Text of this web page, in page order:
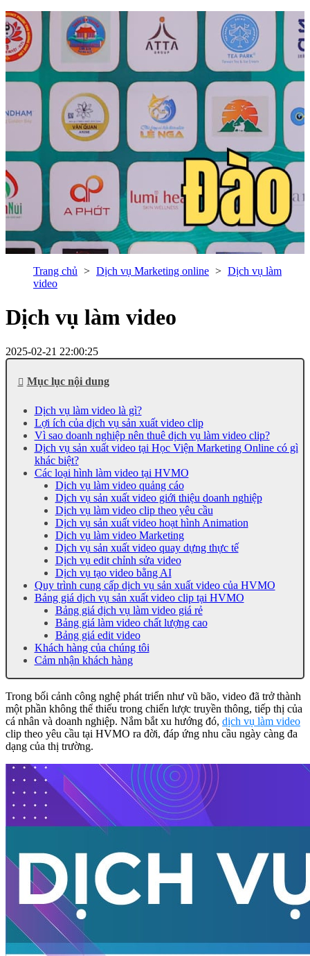
Trang chủ Dịch vụ Marketing online
Dịch vụ làm
video
Dịch vụ làm video
2025-02-21 22:00:25
Mục lục nội dung
Dịch vụ làm video là gì?
Lợi ích của dịch vụ sản xuất video clip
Vì sao doanh nghiệp nên thuê dịch vụ làm video clip?
Dịch vụ sản xuất video tại Học Viện Marketing Online có gì
khác biệt?
Các loại hình làm video tại HVMO
Dịch vụ làm video quảng cáo
Dịch vụ sản xuất video giới thiệu doanh nghiệp
Dịch vụ làm video clip theo yêu cầu
Dịch vụ sản xuất video hoạt hình Animation
Dịch vụ làm video Marketing
Dịch vụ sản xuất video quay dựng thực tế
Dịch vụ edit chỉnh sửa video
Dịch vụ tạo video bằng AI
Quy trình cung cấp dịch vụ sản xuất video của HVMO
Bảng giá dịch vụ sản xuất video clip tại HVMO
Bảng giá dịch vụ làm video giá rẻ
Bảng giá làm video chất lượng cao
Bảng giá edit video
Khách hàng của chúng tôi
Cảm nhận khách hàng
Trong bối cảnh công nghệ phát triển như vũ bão, video đã trở thành
một phần không thể thiếu trong chiến lược truyền thông, tiếp thị của
cá nhân và doanh nghiệp. Nắm bắt xu hướng đó, dịch vụ làm video
clip theo yêu cầu tại HVMO ra đời, đáp ứng nhu cầu ngày càng đa
dạng của thị trường.